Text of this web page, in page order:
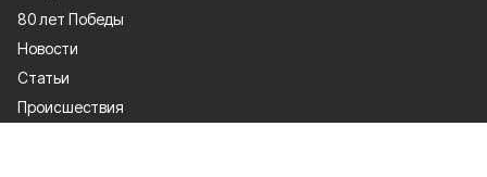
80 лет Победы
Новости
Статьи
Происшествия